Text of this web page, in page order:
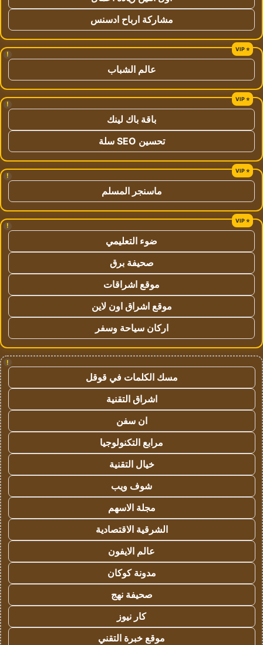
مشاركة ارباح ادسنس
!
عالم الشباب
!
باقة باك لينك
تحسين SEO سلة
!
ماسنجر المسلم
!
ضوء التعليمي
صحيفة برق
موقع اشراقات
موقع اشراق اون لاين
اركان سياحة وسفر
!
مسك الكلمات في قوقل
اشراق التقنية
ان سفن
مرابع التكنولوجيا
خيال التقنية
شوف ويب
مجلة الاسهم
الشرقية الاقتصادية
عالم الايفون
مدونة كوكان
صحيفة نهج
كار نيوز
موقع خبرة التقني